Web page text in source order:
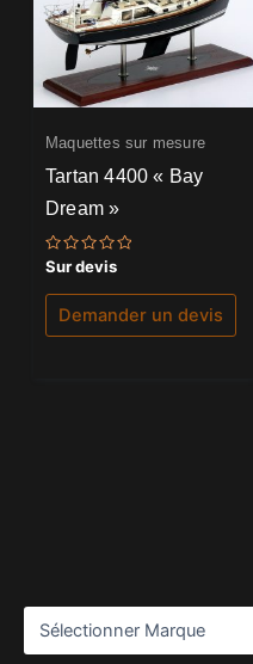
Maquettes sur mesure
Tartan 4400 « Bay
Dream »
Note
0
sur
Sur devis
Demander un devis